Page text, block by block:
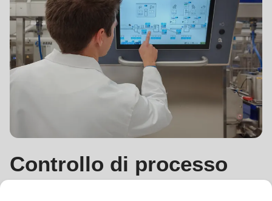
Controllo di processo